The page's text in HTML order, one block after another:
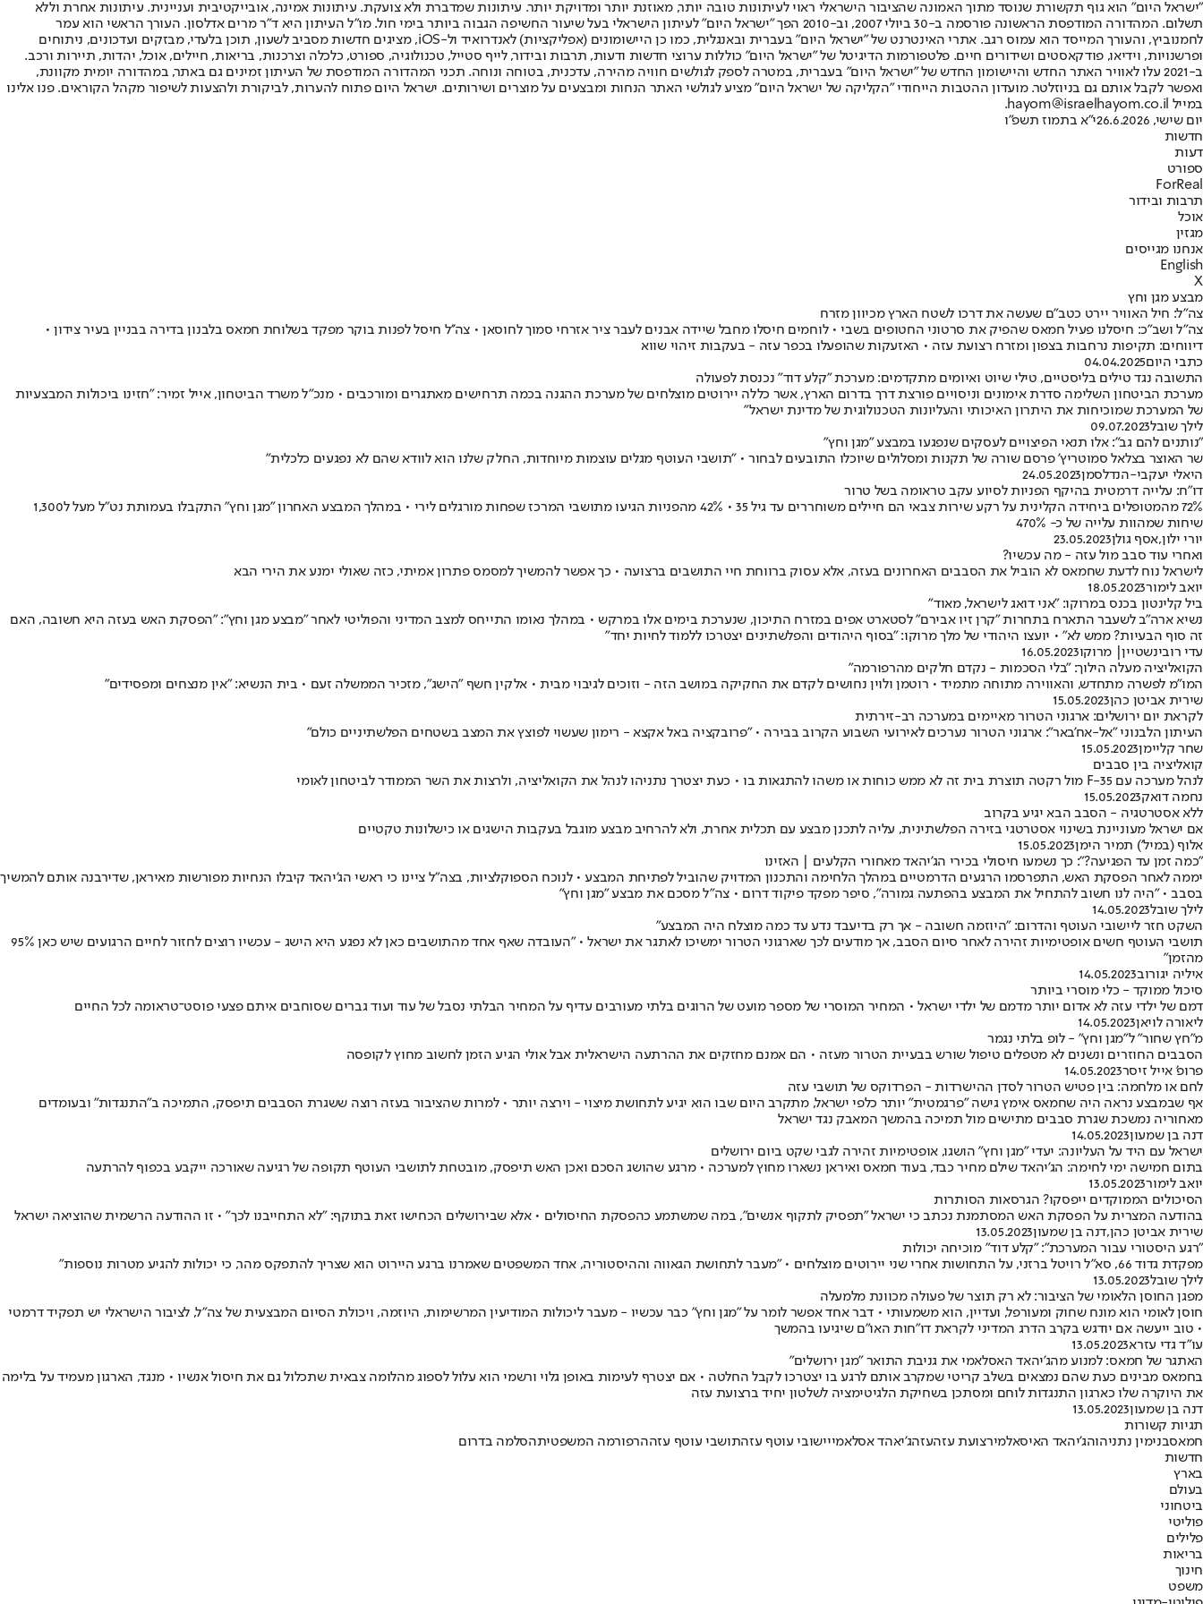
"ישראל היום" הוא גוף תקשורת שנוסד מתוך האמונה שהציבור הישראלי ראוי לעיתונות טובה יותר, מאוזנת יותר ומדויקת יותר. עיתונות שמדברת ולא צועקת. עיתונות אמינה, אובייקטיבית ועניינית. עיתונות אחרת וללא
תשלום. המהדורה המודפסת הראשונה פורסמה ב-30 ביולי 2007, וב-2010 הפך "ישראל היום" לעיתון הישראלי בעל שיעור החשיפה הגבוה ביותר בימי חול. מו"ל העיתון היא ד"ר מרים אדלסון. העורך הראשי הוא עמר
לחמנוביץ, והעורך המייסד הוא עמוס רגב. אתרי האינטרנט של "ישראל היום" בעברית ובאנגלית, כמו כן היישומונים (אפליקציות) לאנדרואיד ול-iOS, מציגים חדשות מסביב לשעון, תוכן בלעדי, מבזקים ועדכונים, ניתוחים
ופרשנויות, וידיאו, פודקאסטים ושידורים חיים. פלטפורמות הדיגיטל של "ישראל היום" כוללות ערוצי חדשות ודעות, תרבות ובידור, לייף סטייל, טכנולוגיה, ספורט, כלכלה וצרכנות, בריאות, חיילים, אוכל, יהדות, תיירות ורכב.
ב-2021 עלו לאוויר האתר החדש והיישומון החדש של "ישראל היום" בעברית, במטרה לספק לגולשים חוויה מהירה, עדכנית, בטוחה ונוחה. תכני המהדורה המודפסת של העיתון זמינים גם באתר, במהדורה יומית מקוונת,
ואפשר לקבל אותם גם בניוזלטר. מועדון ההטבות הייחודי "הקליקה של ישראל היום" מציע לגולשי האתר הנחות ומבצעים על מוצרים ושירותים. ישראל היום פתוח להערות, לביקורת ולהצעות לשיפור מקהל הקוראים. פנו אלינו
במייל hayom@israelhayom.co.il.
יום שישי, 26.6.2026
י"א בתמוז תשפ"ו
חדשות
דעות
ספורט
ForReal
תרבות ובידור
אוכל
מגזין
אנחנו מגייסים
English
X
מבצע מגן וחץ
צה"ל: חיל האוויר יירט כטב"ם שעשה את דרכו לשטח הארץ מכיוון מזרח
צה"ל ושב"כ: חיסלנו פעיל חמאס שהפיק את סרטוני החטופים בשבי • לוחמים חיסלו מחבל שיידה אבנים לעבר ציר אזרחי סמוך לחוסאן • צה''ל חיסל לפנות בוקר מפקד בשלוחת חמאס בלבנון בדירה בבניין בעיר צידון •
דיווחים: תקיפות נרחבות בצפון ומזרח רצועת עזה • האזעקות שהופעלו בכפר עזה - בעקבות זיהוי שווא
כתבי היום04.04.2025
התשובה נגד טילים בליסטיים, טילי שיוט ואיומים מתקדמים: מערכת "קלע דוד" נכנסת לפעולה
מערכת הביטחון השלימה סדרת אימונים וניסויים פורצת דרך בדרום הארץ, אשר כללה יירוטים מוצלחים של מערכת ההגנה בכמה תרחישים מאתגרים ומורכבים • מנכ"ל משרד הביטחון, אייל זמיר: "חזינו ביכולות המבצעיות
של המערכת שמוכיחות את היתרון האיכותי והעליונות הטכנולוגית של מדינת ישראל"
לילך שובל09.07.2023
"נותנים להם גב": אלו תנאי הפיצויים לעסקים שנפגעו במבצע "מגן וחץ"
שר האוצר בצלאל סמוטריץ' פרסם שורה של תקנות ומסלולים שיוכלו התובעים לבחור • "תושבי העוטף מגלים עוצמות מיוחדות, החלק שלנו הוא לוודא שהם לא נפגעים כלכלית"
היאלי יעקבי-הנדלסמן24.05.2023
דו"ח: עלייה דרמטית בהיקף הפניות לסיוע עקב טראומה בשל טרור
72% מהמטופלים ביחידה הקלינית על רקע שירות צבאי הם חיילים משוחררים עד גיל 35 • 42% מהפניות הגיעו מתושבי המרכז שפחות מורגלים לירי • במהלך המבצע האחרון "מגן וחץ" התקבלו בעמותת נט"ל מעל ל1,300
שיחות שמהוות עלייה של כ- 470%
יורי ילון,אסף גולן23.05.2023
ואחרי עוד סבב מול עזה - מה עכשיו?
לישראל נוח לדעת שחמאס לא הוביל את הסבבים האחרונים בעזה, אלא עסוק ברווחת חיי התושבים ברצועה • כך אפשר להמשיך למסמס פתרון אמיתי, כזה שאולי ימנע את הירי הבא
יואב לימור18.05.2023
ביל קלינטון בכנס במרוקו: "אני דואג לישראל, מאוד"
נשיא ארה"ב לשעבר התארח בתחרות "קרן זיו אבירם" לסטארט אפים במזרח התיכון, שנערכת בימים אלו במרקש • במהלך נאומו התייחס למצב המדיני והפוליטי לאחר "מבצע מגן וחץ": "הפסקת האש בעזה היא חשובה, האם
זה סוף הבעיות? ממש לא" • יועצו היהודי של מלך מרוקו: "בסוף היהודים והפלשתינים יצטרכו ללמוד לחיות יחד"
עדי רובינשטיין| מרוקו16.05.2023
הקואליציה מעלה הילוך: "בלי הסכמות - נקדם חלקים מהרפורמה"
המו"מ לפשרה מתחדש, והאווירה מתוחה מתמיד • רוטמן ולוין נחושים לקדם את החקיקה במושב הזה - וזוכים לגיבוי מבית • אלקין חשף "הישג", מזכיר הממשלה זעם • בית הנשיא: "אין מנצחים ומפסידים"
שירית אביטן כהן15.05.2023
לקראת יום ירושלים: ארגוני הטרור מאיימים במערכה רב-זירתית
העיתון הלבנוני "אל-אח'באר": ארגוני הטרור נערכים לאירועי השבוע הקרוב בבירה • "פרובקציה באל אקצא - רימון שעשוי לפוצץ את המצב בשטחים הפלשתיניים כולם"
שחר קליימן15.05.2023
קואליציה בין סבבים
לנהל מערכה עם F-35 מול רקטה תוצרת בית זה לא ממש כוחות או משהו להתגאות בו • כעת יצטרך נתניהו לנהל את הקואליציה, ולרצות את השר הממודר לביטחון לאומי
נחמה דואק15.05.2023
ללא אסטרטגיה - הסבב הבא יגיע בקרוב
אם ישראל מעוניינת בשינוי אסטרטגי בזירה הפלשתינית, עליה לתכנן מבצע עם תכלית אחרת, ולא להרחיב מבצע מוגבל בעקבות הישגים או כישלונות טקטיים
אלוף (במיל') תמיר הימן15.05.2023
"כמה זמן עד הפגיעה?": כך נשמעו חיסולי בכירי הג'יהאד מאחורי הקלעים | האזינו
יממה לאחר הפסקת האש, התפרסמו הרגעים הדרמטיים במהלך הלחימה והתכנון המדויק שהוביל לפתיחת המבצע • לנוכח הספוקלציות, בצה"ל ציינו כי ראשי הג'יהאד קיבלו הנחיות מפורשות מאיראן, שדירבנה אותם להמשיך
בסבב • "היה לנו חשוב להתחיל את המבצע בהפתעה גמורה", סיפר מפקד פיקוד דרום • צה"ל מסכם את מבצע "מגן וחץ"
לילך שובל14.05.2023
השקט חזר ליישובי העוטף והדרום: "היוזמה חשובה - אך רק בדיעבד נדע עד כמה מוצלח היה המבצע"
תושבי העוטף חשים אופטימיות זהירה לאחר סיום הסבב, אך מודעים לכך שארגוני הטרור ימשיכו לאתגר את ישראל • "העובדה שאף אחד מהתושבים כאן לא נפגע היא הישג - עכשיו רוצים לחזור לחיים הרגועים שיש כאן 95%
מהזמן"
איליה יגורוב14.05.2023
סיכול ממוקד - כלי מוסרי ביותר
דמם של ילדי עזה לא אדום יותר מדמם של ילדי ישראל • המחיר המוסרי של מספר מועט של הרוגים בלתי מעורבים עדיף על המחיר הבלתי נסבל של עוד ועוד גברים שסוחבים איתם פצעי פוסט־טראומה לכל החיים
ליאורה לויאן14.05.2023
מ"חץ שחור" ל"מגן וחץ" - לופ בלתי נגמר
הסבבים החוזרים ונשנים לא מטפלים טיפול שורש בבעיית הטרור מעזה • הם אמנם מחזקים את ההרתעה הישראלית אבל אולי הגיע הזמן לחשוב מחוץ לקופסה
פרופ' אייל זיסר14.05.2023
לחם או מלחמה: בין פטיש הטרור לסדן ההישרדות - הפרדוקס של תושבי עזה
אף שבמבצע נראה היה שחמאס אימץ גישה "פרגמטית" יותר כלפי ישראל, מתקרב היום שבו הוא יגיע לתחושת מיצוי - וירצה יותר • למרות שהציבור בעזה רוצה ששגרת הסבבים תיפסק, התמיכה ב"התנגדות" ובעומדים
מאחוריה נמשכת שגרת סבבים מתישים מול תמיכה בהמשך המאבק נגד ישראל
דנה בן שמעון14.05.2023
ישראל עם היד על העליונה: יעדי "מגן וחץ" הושגו, אופטימיות זהירה לגבי שקט ביום ירושלים
בתום חמישה ימי לחימה: הג'יהאד שילם מחיר כבד, בעוד חמאס ואיראן נשארו מחוץ למערכה • מרגע שהושג הסכם ואכן האש תיפסק, מובטחת לתושבי העוטף תקופה של רגיעה שאורכה ייקבע בכפוף להרתעה
יואב לימור13.05.2023
הסיכולים הממוקדים ייפסקו? הגרסאות הסותרות
בהודעה המצרית על הפסקת האש המסתמנת נכתב כי ישראל "תפסיק לתקוף אנשים", במה שמשתמע כהפסקת החיסולים • אלא שבירושלים הכחישו זאת בתוקף: "לא התחייבנו לכך" • זו ההודעה הרשמית שהוציאה ישראל
שירית אביטן כהן,דנה בן שמעון13.05.2023
"רגע היסטורי עבור המערכת": "קלע דוד" מוכיחה יכולות
מפקדת גדוד 66, סא"ל רויטל ברזני, על התחושות אחרי שני יירוטים מוצלחים • "מעבר לתחושת הגאווה וההיסטוריה, אחד המשפטים שאמרנו ברגע היירוט הוא שצריך להתפקס מהר, כי יכולות להגיע מטרות נוספות"
לילך שובל13.05.2023
מפגן החוסן הלאומי של הציבור: לא רק תוצר של פעולה מכוונת מלמעלה
חוסן לאומי הוא מונח שחוק ומעורפל, ועדיין, הוא משמעותי • דבר אחד אפשר לומר על "מגן וחץ" כבר עכשיו - מעבר ליכולות המודיעין המרשימות, היוזמה, ויכולת הסיום המבצעית של צה"ל, לציבור הישראלי יש תפקיד דרמטי
• טוב ייעשה אם יודגש בקרב הדרג המדיני לקראת דו"חות האו"ם שיגיעו בהמשך
עו"ד גדי עזרא13.05.2023
האתגר של חמאס: למנוע מהג'יהאד האסלאמי את גניבת התואר "מגן ירושלים"
בחמאס מבינים כעת שהם נמצאים בשלב קריטי שמקרב אותם לרגע בו יצטרכו לקבל החלטה • אם יצטרף לעימות באופן גלוי ורשמי הוא עלול לספוג מהלומה צבאית שתכלול גם את חיסול אנשיו • מנגד, הארגון מעמיד על בלימה
את היוקרה שלו כארגון התנגדות לוחם ומסתכן בשחיקת הלגיטימציה לשלטון יחיד ברצועת עזה
דנה בן שמעון13.05.2023
תגיות קשורות
חמאסבנימין נתניהוהג'יהאד האיסאלמירצועת עזהעזהג'יאהד אסלאמייישובי עוטף עזהתושבי עוטף עזההרפורמה המשפטיתהסלמה בדרום
חדשות
בארץ
בעולם
ביטחוני
פוליטי
פלילים
בריאות
חינוך
משפט